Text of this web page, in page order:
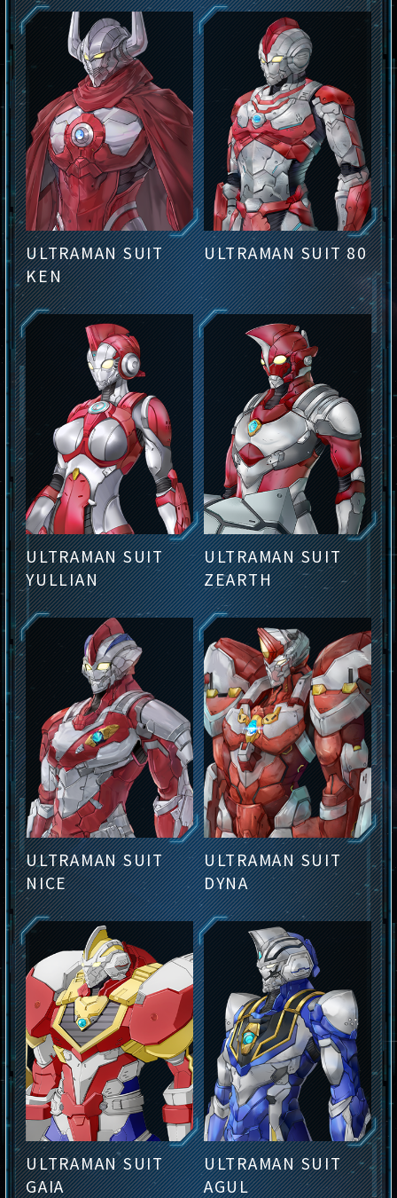
ULTRAMAN SUIT
KEN
ULTRAMAN SUIT 80
ULTRAMAN SUIT
YULLIAN
ULTRAMAN SUIT
ZEARTH
ULTRAMAN SUIT
NICE
ULTRAMAN SUIT
DYNA
ULTRAMAN SUIT
GAIA
ULTRAMAN SUIT
AGUL